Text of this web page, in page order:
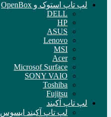
لپ تاپ استوک و OpenBox
DELL
HP
ASUS
Lenovo
MSI
Acer
Microsof Surface
SONY VAIO
Toshiba
Fujitsu
لپ تاپ آکبند
لپ تاپ آکبند ایسوس Asus